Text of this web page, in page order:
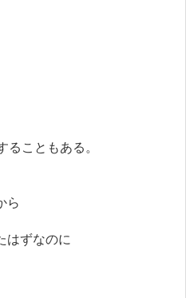
こともある。
ら
はずなのに